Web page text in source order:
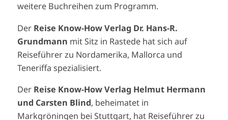
weitere Buchreihen zum Programm.
DerReise Know-How Verlag Dr. Hans-R.
Grundmann mit Sitz in Rastede hat sich auf
Reiseführer zu Nordamerika, Mallorca und
Teneriffa spezialisiert.
Der Reise Know-How Verlag Helmut Hermann
und Carsten Blind, beheimatet in
Markgröningen bei Stuttgart, hat Reiseführer zu